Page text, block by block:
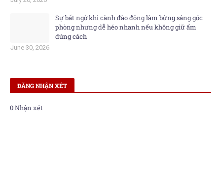
Sự bất ngờ khi cành đào đông làm bừng sáng góc
phòng nhưng dễ héo nhanh nếu không giữ ẩm
đúng cách
June 30, 2026
ĐĂNG NHẬN XÉT
0 Nhận xét